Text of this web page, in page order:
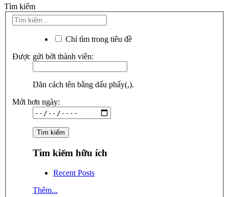
Tìm kiếm
Chỉ tìm trong tiêu đề
Được gửi bởi thành viên:
Dãn cách tên bằng dấu phẩy(,).
Mới hơn ngày:
Tìm kiếm hữu ích
Recent Posts
Thêm...